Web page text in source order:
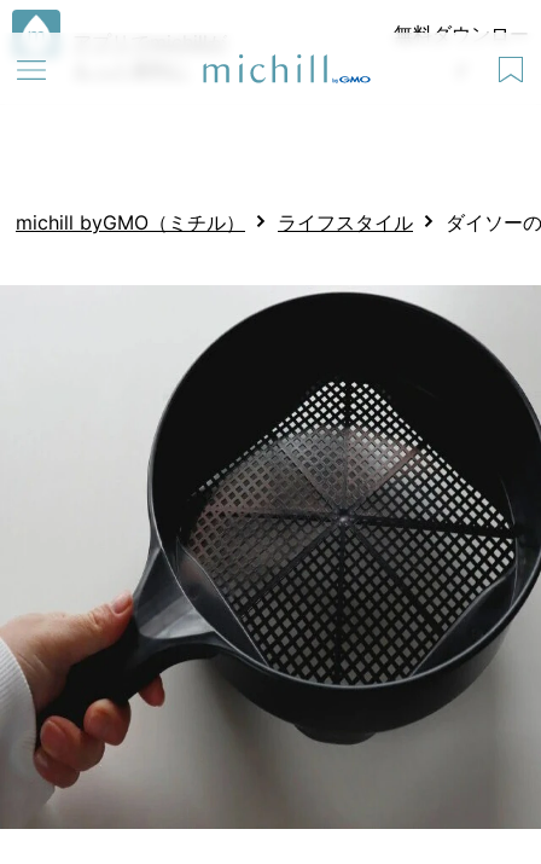
無料ダウンロー
michill byGMO（ミチル） ライフスタイル ダイソー